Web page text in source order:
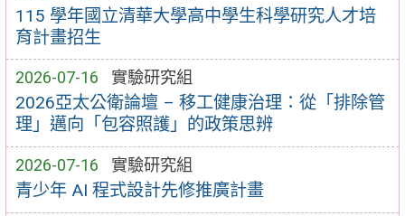
115 學年國立清華大學高中學生科學研究人才培
育計畫招生
2026-07-16 實驗研究組
2026亞太公衛論壇 – 移工健康治理：從「排除管
理」邁向「包容照護」的政策思辨
2026-07-16 實驗研究組
青少年 AI 程式設計先修推廣計畫